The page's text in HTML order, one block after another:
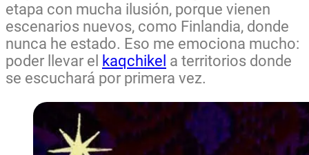
etapa con mucha ilusión, porque vienen
escenarios nuevos, como Finlandia, donde
nunca he estado. Eso me emociona mucho:
poder llevar el kaqchikel a territorios donde
se escuchará por primera vez.